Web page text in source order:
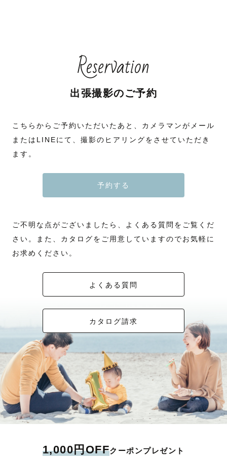
Reservation
出張撮影のご予約
こちらからご予約いただいたあと、カメラマンがメール
またはLINEにて、撮影のヒアリングをさせていただき
ます。
予約する
ご不明な点がございましたら、よくある質問をご覧くだ
さい。また、カタログをご用意していますのでお気軽に
お求めください。
よくある質問
カタログ請求
1,000円OFFクーポンプレゼント